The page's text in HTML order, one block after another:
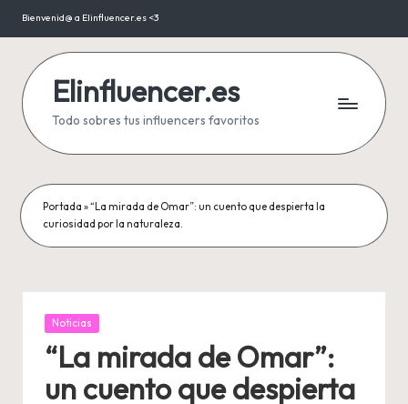
Saltar
contenido
Bienvenid@ a Elinfluencer.es <3
Elinfluencer.es
Todo sobres tus influencers favoritos
Portada »“La mirada de Omar”: un cuento que despierta la
curiosidad por la naturaleza.
Publicada
Noticias
“La mirada de Omar”:
un cuento que despierta